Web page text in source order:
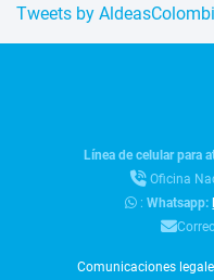
Tweets by
Línea de celular para
Oficina
:Whatsapp:
Comunicaciones